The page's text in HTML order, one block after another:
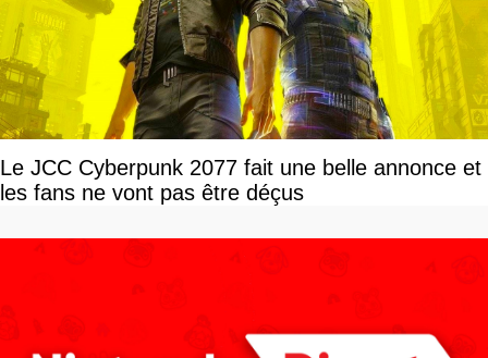
Le JCC Cyberpunk 2077 fait une belle annonce et
les fans ne vont pas être déçus